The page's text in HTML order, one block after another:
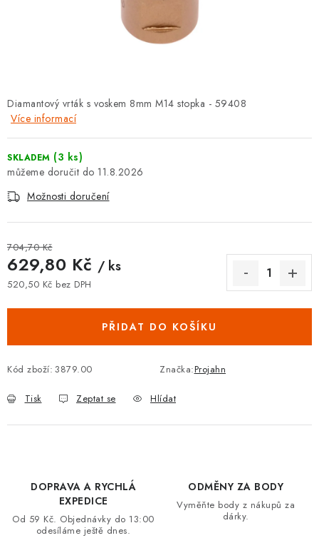
TOPENÁŘSKÁ AKADEMIE
OBCHODNÍ PODMÍNKY
O NÁS
DOPRAVA A PLATBA
Diamantový vrták s voskem 8mm M14 stopka - 59408
Více informací
SKLADEM (3 ks)
11.8.2026
Možnosti doručení
704,70 Kč
629,80 Kč / ks
520,50 Kč bez DPH
PŘIDAT DO KOŠÍKU
Kód zboží: 3879.00 Značka:Projahn
Tisk Zeptat se Hlídat
DOPRAVA A RYCHLÁ
EXPEDICE
Od 59 Kč. Objednávky do 13:00
odesíláme ještě dnes.
ODMĚNY ZA BODY
Vyměňte body z nákupů za
dárky.